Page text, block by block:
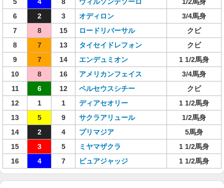
6
2 3 オディロン
3/4馬身
7
8 15 ロードリバーサル
クビ
8
7 13 タイセイドレフォン
クビ
9
7 14 エンデュミオン
1 1/2馬身
10
8 16 アメリカンフェイス
3/4馬身
11
6 12 ペルセウスシチー
クビ
12
1 1 ディアセオリー
1 1/2馬身
13
5 9 サクラアリュール
1/2馬身
14
2 4 プリマジア
5馬身
15
3 5 ミヤマザクラ
1 1/2馬身
16
4 7 ピュアジャッジ 1 1/2馬身